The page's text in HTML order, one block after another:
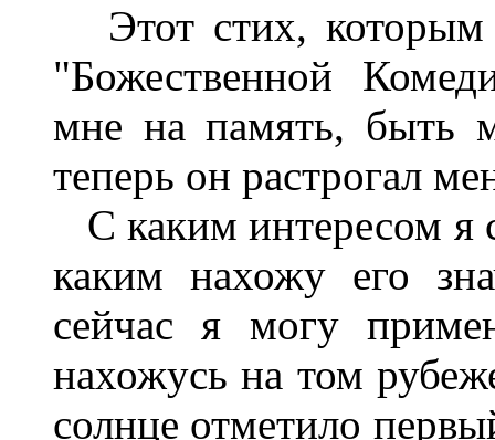
Этот стих, которым
"Божественной
мне на память, быть
теперь он растрогал
С каким интересом я
каким нахожу его
сейчас я могу
нахожусь на том
солнце отметило